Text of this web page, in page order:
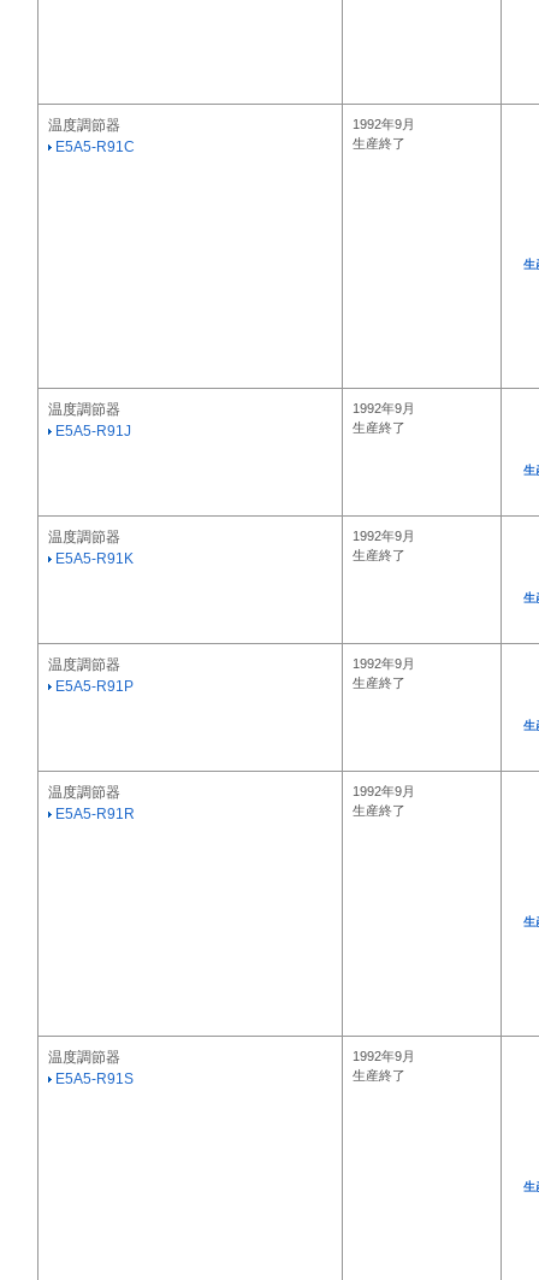
温度調節器
E5A5-R91C
1992年9月
生産終了
生
温度調節器
E5A5-R91J
1992年9月
生産終了
生
温度調節器
E5A5-R91K
1992年9月
生産終了
生
温度調節器
E5A5-R91P
1992年9月
生産終了
生
温度調節器
E5A5-R91R
1992年9月
生産終了
生
温度調節器
E5A5-R91S
1992年9月
生産終了
生